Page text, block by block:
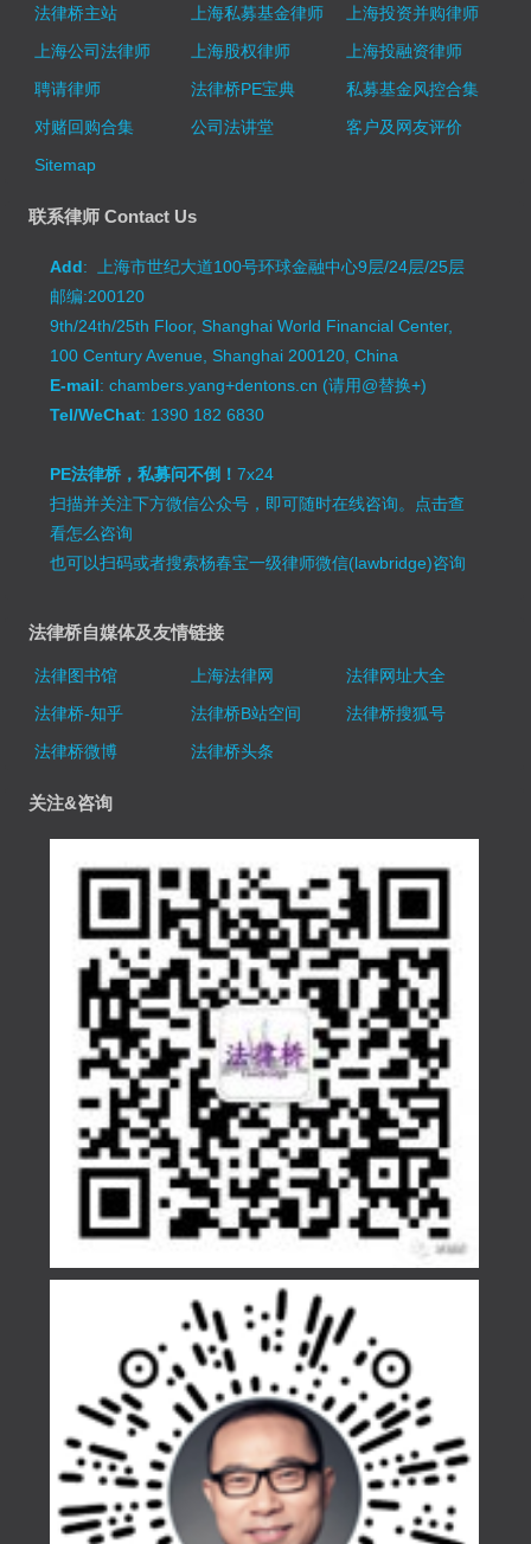
法律桥主站
上海私募基金律师
上海投资并购律师
上海公司法律师
上海股权律师
上海投融资律师
聘请律师
法律桥PE宝典
私募基金风控合集
对赌回购合集
公司法讲堂
客户及网友评价
Sitemap
联系律师 Contact Us
Add: 上海市世纪大道100号环球金融中心9层/24层/25层
邮编:200120
9th/24th/25th Floor, Shanghai World Financial Center,
100 Century Avenue, Shanghai 200120, China
E-mail: chambers.yang+dentons.cn (请用@替换+)
Tel/WeChat: 1390 182 6830
PE法律桥，私募问不倒！7x24
扫描并关注下方微信公众号，即可随时在线咨询。 点击查
看怎么咨询
也可以扫码或者搜索杨春宝一级律师微信(lawbridge)咨询
法律桥自媒体及友情链接
法律图书馆 上海法律网
法律网址大全
法律桥-知乎
法律桥B站空间
法律桥搜狐号
法律桥微博
法律桥头条
关注&咨询